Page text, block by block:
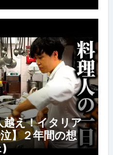
越え！イタリア
】２年間の想
)